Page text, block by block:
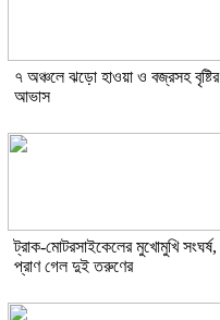
৭ অঞ্চলে ঝড়ো হাওয়া ও বজ্রসহ বৃষ্টির
আভাস
ট্রাক-মোটরসাইকেলের মুখোমুখি সংঘর্ষ,
প্রাণ গেল দুই তরুণের